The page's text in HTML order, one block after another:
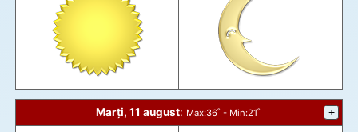
Marți, 11 august: Max:36˚ - Min:21˚ +